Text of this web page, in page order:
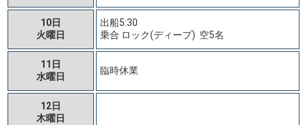
10日
火曜日
出船5:30
乗合 ロック(ディープ) 空5名
11日
水曜日
臨時休業
12日
木曜日